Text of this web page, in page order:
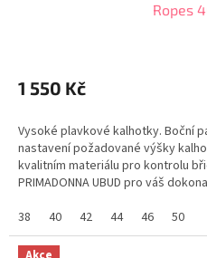
Ropes
1 550 Kč
Vysoké plavkové kalhotky. Boční
nastavení požadované výšky
kvalitním materiálu pro kontrolu
PRIMADONNA UBUD pro váš
38
40 42 44 46 50